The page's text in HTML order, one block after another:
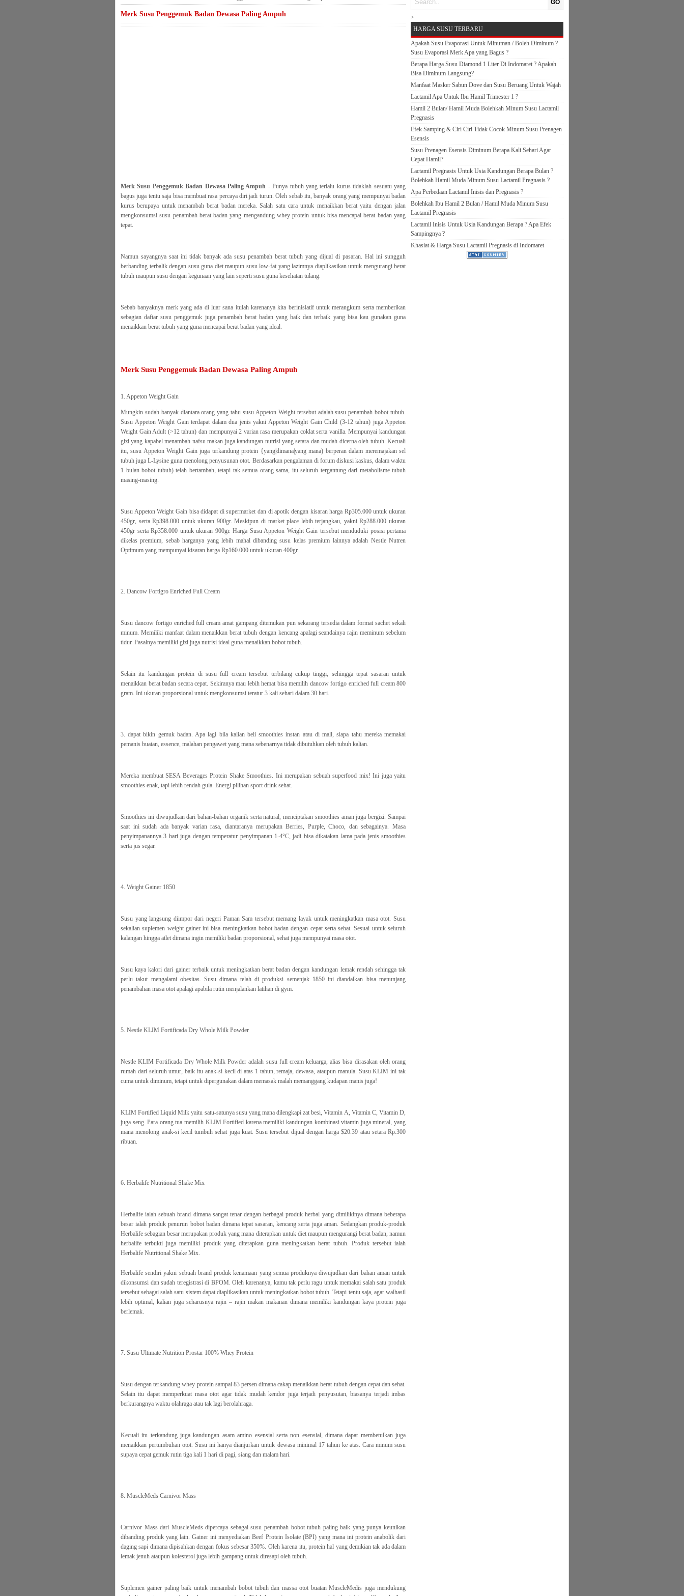
Merk Susu Penggemuk Badan Dewasa Paling Ampuh
Merk Susu Penggemuk Badan Dewasa Paling Ampuh - Punya tubuh yang terlalu kurus tidaklah sesuatu yang
bagus juga tentu saja bisa membuat rasa percaya diri jadi turun. Oleh sebab itu, banyak orang yang mempunyai badan
kurus berupaya untuk menambah berat badan mereka. Salah satu cara untuk menaikkan berat yaitu dengan jalan
mengkonsumsi susu penambah berat badan yang mengandung whey protein untuk bisa mencapai berat badan yang
tepat.
Namun sayangnya saat ini tidak banyak ada susu penambah berat tubuh yang dijual di pasaran. Hal ini sungguh
berbanding terbalik dengan susu guna diet maupun susu low-fat yang lazimnya diaplikasikan untuk mengurangi berat
tubuh maupun susu dengan kegunaan yang lain seperti susu guna kesehatan tulang.
Sebab banyaknya merk yang ada di luar sana itulah karenanya kita berinisiatif untuk merangkum serta memberikan
sebagian daftar susu penggemuk juga penambah berat badan yang baik dan terbaik yang bisa kau gunakan guna
menaikkan berat tubuh yang guna mencapai berat badan yang ideal.
Merk Susu Penggemuk Badan Dewasa Paling Ampuh
1. Appeton Weight Gain
Mungkin sudah banyak diantara orang yang tahu susu Appeton Weight tersebut adalah susu penambah bobot tubuh.
Susu Appeton Weight Gain terdapat dalam dua jenis yakni Appeton Weight Gain Child (3-12 tahun) juga Appeton
Weight Gain Adult (>12 tahun) dan mempunyai 2 varian rasa merupakan coklat serta vanilla. Mempunyai kandungan
gizi yang kapabel menambah nafsu makan juga kandungan nutrisi yang setara dan mudah dicerna oleh tubuh. Kecuali
itu, susu Appeton Weight Gain juga terkandung protein {yang|dimana|yang mana) berperan dalam meremajakan sel
tubuh juga L-Lysine guna menolong penyusunan otot. Berdasarkan pengalaman di forum diskusi kaskus, dalam waktu
1 bulan bobot tubuh) telah bertambah, tetapi tak semua orang sama, itu seluruh tergantung dari metabolisme tubuh
masing-masing.
Susu Appeton Weight Gain bisa didapat di supermarket dan di apotik dengan kisaran harga Rp305.000 untuk ukuran
450gr, serta Rp398.000 untuk ukuran 900gr. Meskipun di market place lebih terjangkau, yakni Rp288.000 ukuran
450gr serta Rp358.000 untuk ukuran 900gr. Harga Susu Appeton Weight Gain tersebut menduduki posisi pertama
dikelas premium, sebab harganya yang lebih mahal dibanding susu kelas premium lainnya adalah Nestle Nutren
Optimum yang mempunyai kisaran harga Rp160.000 untuk ukuran 400gr.
2. Dancow Fortigro Enriched Full Cream
Susu dancow fortigo enriched full cream amat gampang ditemukan pun sekarang tersedia dalam format sachet sekali
minum. Memiliki manfaat dalam menaikkan berat tubuh dengan kencang apalagi seandainya rajin meminum sebelum
tidur. Pasalnya memiliki gizi juga nutrisi ideal guna menaikkan bobot tubuh.
Selain itu kandungan protein di susu full cream tersebut terbilang cukup tinggi, sehingga tepat sasaran untuk
menaikkan berat badan secara cepat. Sekiranya mau lebih hemat bisa memilih dancow fortigo enriched full cream 800
gram. Ini ukuran proporsional untuk mengkonsumsi teratur 3 kali sehari dalam 30 hari.
3. dapat bikin gemuk badan. Apa lagi bila kalian beli smoothies instan atau di mall, siapa tahu mereka memakai
pemanis buatan, essence, malahan pengawet yang mana sebenarnya tidak dibutuhkan oleh tubuh kalian.
Mereka membuat SESA Beverages Protein Shake Smoothies. Ini merupakan sebuah superfood mix! Ini juga yaitu
smoothies enak, tapi lebih rendah gula. Energi pilihan sport drink sehat.
Smoothies ini diwujudkan dari bahan-bahan organik serta natural, menciptakan smoothies aman juga bergizi. Sampai
saat ini sudah ada banyak varian rasa, diantaranya merupakan Berries, Purple, Choco, dan sebagainya. Masa
penyimpanannya 3 hari juga dengan temperatur penyimpanan 1-4°C, jadi bisa dikatakan lama pada jenis smoothies
serta jus segar.
4. Weight Gainer 1850
Susu yang langsung diimpor dari negeri Paman Sam tersebut memang layak untuk meningkatkan masa otot. Susu
sekalian suplemen weight gainer ini bisa meningkatkan bobot badan dengan cepat serta sehat. Sesuai untuk seluruh
kalangan hingga atlet dimana ingin memiliki badan proporsional, sehat juga mempunyai masa otot.
Susu kaya kalori dari gainer terbaik untuk meningkatkan berat badan dengan kandungan lemak rendah sehingga tak
perlu takut mengalami obesitas. Susu dimana telah di produksi semenjak 1850 ini diandalkan bisa menunjang
penambahan masa otot apalagi apabila rutin menjalankan latihan di gym.
5. Nestle KLIM Fortificada Dry Whole Milk Powder
Nestle KLIM Fortificada Dry Whole Milk Powder adalah susu full cream keluarga, alias bisa dirasakan oleh orang
rumah dari seluruh umur, baik itu anak-si kecil di atas 1 tahun, remaja, dewasa, ataupun manula. Susu KLIM ini tak
cuma untuk diminum, tetapi untuk dipergunakan dalam memasak malah memanggang kudapan manis juga!
KLIM Fortified Liquid Milk yaitu satu-satunya susu yang mana dilengkapi zat besi, Vitamin A, Vitamin C, Vitamin D,
juga seng. Para orang tua memilih KLIM Fortified karena memiliki kandungan kombinasi vitamin juga mineral, yang
mana menolong anak-si kecil tumbuh sehat juga kuat. Susu tersebut dijual dengan harga $20.39 atau setara Rp.300
ribuan.
6. Herbalife Nutritional Shake Mix
Herbalife ialah sebuah brand dimana sangat tenar dengan berbagai produk herbal yang dimilikinya dimana beberapa
besar ialah produk penurun bobot badan dimana tepat sasaran, kencang serta juga aman. Sedangkan produk-produk
Herbalife sebagian besar merupakan produk yang mana diterapkan untuk diet maupun mengurangi berat badan, namun
herbalife terbukti juga memiliki produk yang diterapkan guna meningkatkan berat tubuh. Produk tersebut ialah
Herbalife Nutritional Shake Mix.
Herbalife sendiri yakni sebuah brand produk kenamaan yang semua produknya diwujudkan dari bahan aman untuk
dikonsumsi dan sudah teregistrasi di BPOM. Oleh karenanya, kamu tak perlu ragu untuk memakai salah satu produk
tersebut sebagai salah satu sistem dapat diaplikasikan untuk meningkatkan bobot tubuh. Tetapi tentu saja, agar walhasil
lebih optimal, kalian juga seharusnya rajin – rajin makan makanan dimana memiliki kandungan kaya protein juga
berlemak.
7. Susu Ultimate Nutrition Prostar 100% Whey Protein
Susu dengan terkandung whey protein sampai 83 persen dimana cakap menaikkan berat tubuh dengan cepat dan sehat.
Selain itu dapat memperkuat masa otot agar tidak mudah kendor juga terjadi penyusutan, biasanya terjadi imbas
berkurangnya waktu olahraga atau tak lagi berolahraga.
Kecuali itu terkandung juga kandungan asam amino esensial serta non esensial, dimana dapat membetulkan juga
menaikkan pertumbuhan otot. Susu ini hanya dianjurkan untuk dewasa minimal 17 tahun ke atas. Cara minum susu
supaya cepat gemuk rutin tiga kali 1 hari di pagi, siang dan malam hari.
8. MuscleMeds Carnivor Mass
Carnivor Mass dari MuscleMeds dipercaya sebagai susu penambah bobot tubuh paling baik yang punya keunikan
dibanding produk yang lain. Gainer ini menyediakan Beef Protein Isolate (BPI) yang mana ini protein anabolik dari
daging sapi dimana dipisahkan dengan fokus sebesar 350%. Oleh karena itu, protein hal yang demikian tak ada dalam
lemak jenuh ataupun kolesterol juga lebih gampang untuk diresapi oleh tubuh.
Suplemen gainer paling baik untuk menambah bobot tubuh dan massa otot buatan MuscleMedis juga mendukung
GO
>
HARGA SUSU TERBARU
Apakah Susu Evaporasi Untuk Minuman / Boleh Diminum ?
Susu Evaporasi Merk Apa yang Bagus ?
Berapa Harga Susu Diamond 1 Liter Di Indomaret ? Apakah
Bisa Diminum Langsung?
Manfaat Masker Sabun Dove dan Susu Beruang Untuk Wajah
Lactamil Apa Untuk Ibu Hamil Trimester 1 ?
Hamil 2 Bulan/ Hamil Muda Bolehkah Minum Susu Lactamil
Pregnasis
Efek Samping & Ciri Ciri Tidak Cocok Minum Susu Prenagen
Esensis
Susu Prenagen Esensis Diminum Berapa Kali Sehari Agar
Cepat Hamil?
Lactamil Pregnasis Untuk Usia Kandungan Berapa Bulan ?
Bolehkah Hamil Muda Minum Susu Lactamil Pregnasis ?
Apa Perbedaan Lactamil Inisis dan Pregnasis ?
Bolehkah Ibu Hamil 2 Bulan / Hamil Muda Minum Susu
Lactamil Pregnasis
Lactamil Inisis Untuk Usia Kandungan Berapa ? Apa Efek
Sampingnya ?
Khasiat & Harga Susu Lactamil Pregnasis di Indomaret